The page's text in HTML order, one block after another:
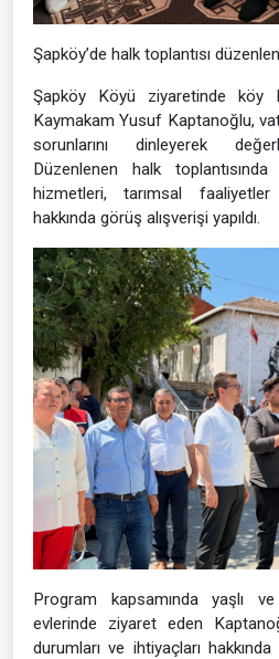
Şapköy’de halk toplantısı
Şapköy Köyü ziyaretinde köy
Kaymakam Yusuf Kaptanoğlu,
sorunlarını dinleyerek
Düzenlenen halk
hizmetleri, tarımsal faaliyetler
hakkında görüş alışverişi yapıldı.
Program kapsamında yaşlı
evlerinde ziyaret eden
durumları ve ihtiyaçları